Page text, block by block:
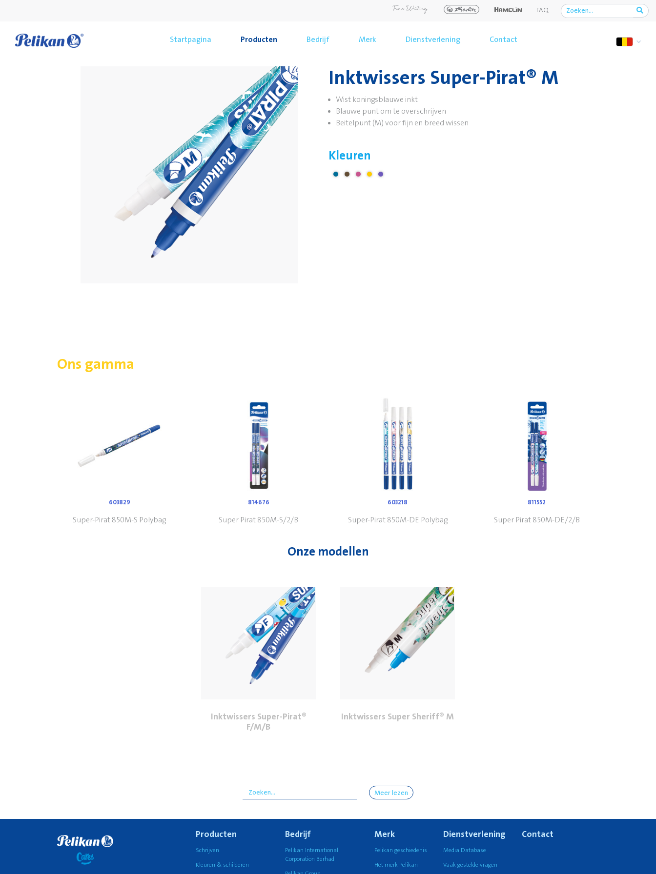
FAQ
Startpagina Producten Bedrijf Merk Dienstverlening Contact
Inktwissers Super-Pirat® M
Wist koningsblauwe inkt
Blauwe punt om te overschrijven
Beitelpunt (M) voor fijn en breed wissen
Kleuren
Ons gamma
603829
Super-Pirat 850M-S Polybag
814676
Super Pirat 850M-S/2/B
603218
Super-Pirat 850M-DE Polybag
811552
Super Pirat 850M-DE/2/B
Onze modellen
Inktwissers Super-Pirat®
F/M/B
Inktwissers Super Sheriff® M
Meer lezen
Producten
Schrijven
Kleuren & schilderen
Bedrijf
Pelikan International
Corporation Berhad
Merk
Pelikan geschiedenis
Het merk Pelikan
Dienstverlening
Media Database
Vaak gestelde vragen
Contact